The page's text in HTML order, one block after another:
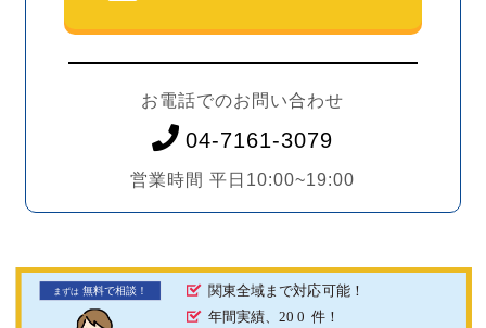
お電話でのお問い合わせ
04-7161-3079
営業時間 平日10:00~19:00
まずは 無料で相談！
関東全域まで対応可能！
年間実績、20 0 件！